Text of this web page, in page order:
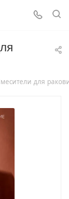
для